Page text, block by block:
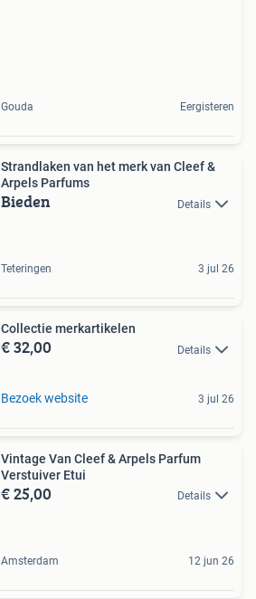
Gouda Eergisteren
Strandlaken van het merk van Cleef &
Arpels Parfums
Bieden Details
Teteringen 3 jul 26
Collectie merkartikelen
€ 32,00 Details
Bezoek website 3 jul 26
Vintage Van Cleef & Arpels Parfum
Verstuiver Etui
€ 25,00 Details
Amsterdam 12 jun 26